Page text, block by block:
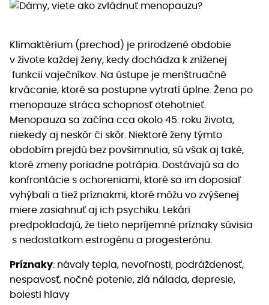
Klimaktérium (prechod) je prirodzené obdobie
v živote každej ženy, kedy dochádza k zníženej
funkcii vaječníkov. Na ústupe je menštruačné
krvácanie, ktoré sa postupne vytratí úplne. Žena po
menopauze stráca schopnosť otehotnieť.
Menopauza sa začína cca okolo 45. roku života,
niekedy aj neskôr či skôr. Niektoré ženy týmto
obdobím prejdú bez povšimnutia, sú však aj také,
ktoré zmeny poriadne potrápia. Dostávajú sa do
konfrontácie s ochoreniami, ktoré sa im doposiaľ
vyhýbali a tiež príznakmi, ktoré môžu vo zvýšenej
miere zasiahnuť aj ich psychiku. Lekári
predpokladajú, že tieto nepríjemné príznaky súvisia
s nedostatkom estrogénu a progesterónu.
Príznaky: návaly tepla, nevoľnosti, podráždenosť,
nespavosť, nočné potenie, zlá nálada, depresie,
bolesti hlavy